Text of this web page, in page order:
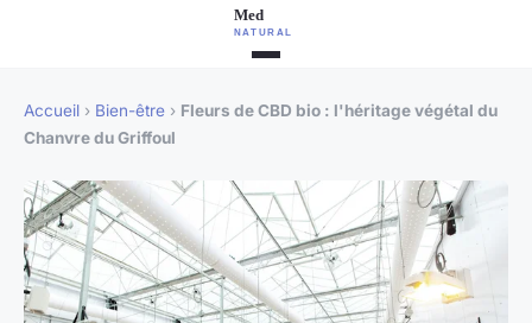
Accueil › Bien-être › Fleurs de CBD bio : l'héritage végétal du
Chanvre du Griffoul